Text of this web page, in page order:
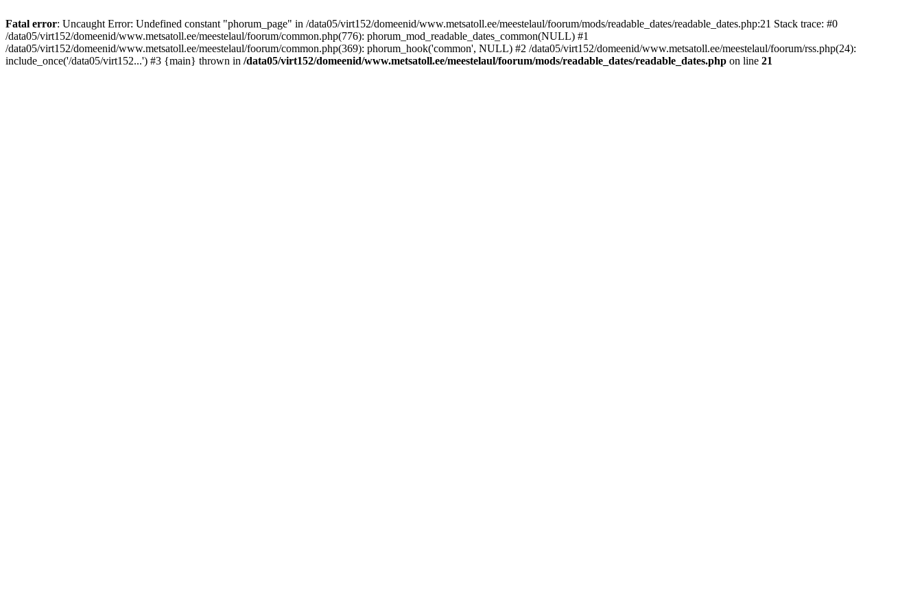
Fatal error: Uncaught Error: Undefined constant "phorum_page" in /data05/virt152/domeenid/www.metsatoll.ee/meestelaul/foorum/mods/readable_dates/readable_dates.php:21 Stack trace: #0
/data05/virt152/domeenid/www.metsatoll.ee/meestelaul/foorum/common.php(776): phorum_mod_readable_dates_common(NULL) #1
/data05/virt152/domeenid/www.metsatoll.ee/meestelaul/foorum/common.php(369): phorum_hook('common', NULL) #2 /data05/virt152/domeenid/www.metsatoll.ee/meestelaul/foorum/rss.php(24):
include_once('/data05/virt152...') #3 {main} thrown in /data05/virt152/domeenid/www.metsatoll.ee/meestelaul/foorum/mods/readable_dates/readable_dates.php on line 21